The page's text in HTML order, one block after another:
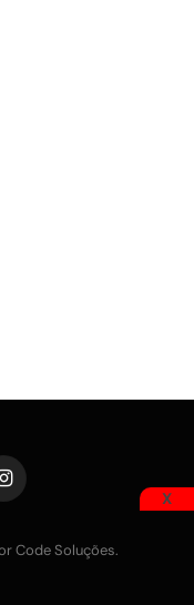
Instagram
Code Soluções.
X